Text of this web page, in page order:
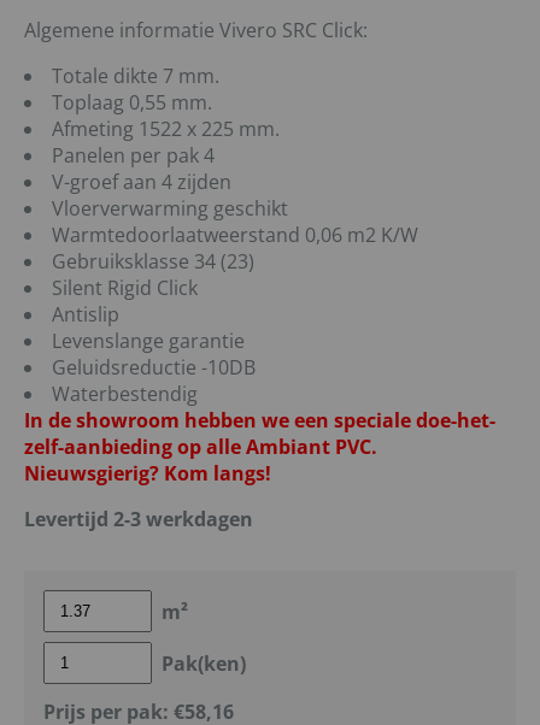
Algemene informatie Vivero SRC Click:
Totale dikte 7 mm.
Toplaag 0,55 mm.
Afmeting 1522 x 225 mm.
Panelen per pak 4
V-groef aan 4 zijden
Vloerverwarming geschikt
Warmtedoorlaatweerstand 0,06 m2 K/W
Gebruiksklasse 34 (23)
Silent Rigid Click
Antislip
Levenslange garantie
Geluidsreductie -10DB
Waterbestendig
In de showroom hebben we een speciale doe-het-
zelf-aanbieding op alle Ambiant PVC.
Nieuwsgierig? Kom langs!
Levertijd 2-3 werkdagen
m²
Pak(ken)
Prijs per pak: €58,16